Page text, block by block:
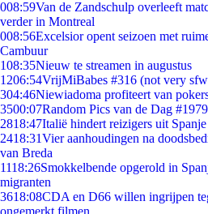
008:59Van de Zandschulp overleeft
verder in Montreal
008:56Excelsior opent seizoen met
Cambuur
108:35Nieuw te streamen in augustus
1206:54VrijMiBabes #316 (not very
304:46Niewiadoma profiteert van
3500:07Random Pics van de Dag #1979
2818:47Italië hindert reizigers uit
2418:31Vier aanhoudingen na
van Breda
1118:26Smokkelbende opgerold in
migranten
3618:08CDA en D66 willen ingrijpen
ongemerkt filmen